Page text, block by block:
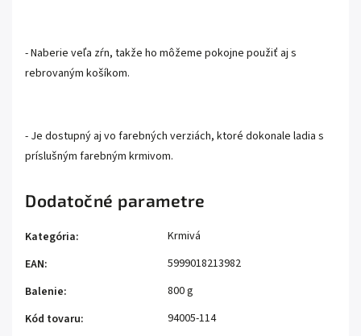
- Naberie veľa zŕn, takže ho môžeme pokojne použiť aj s
rebrovaným košíkom.
- Je dostupný aj vo farebných verziách, ktoré dokonale ladia s
príslušným farebným krmivom.
Dodatočné parametre
Kategória:
Krmivá
EAN:
5999018213982
Balenie:
800 g
Kód tovaru:
94005-114